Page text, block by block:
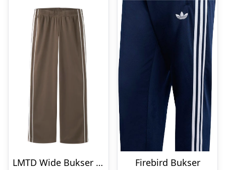
LMTD Wide Bukser Klara Stripe Chocolate Chip
Firebird Bukser